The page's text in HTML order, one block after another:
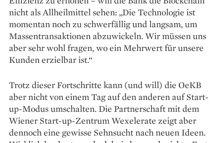
nicht als Allheilmittel sehen: „Die Technologie ist
momentan noch zu schwerfällig und langsam, um
Massentrans­aktionen abzuwickeln. Wir müssen uns
aber sehr wohl fragen, wo ein Mehrwert für unsere
Kunden erzielbar ist.“
Trotz dieser Fortschritte kann (und will) die OeKB
aber nicht von einem Tag auf den anderen auf Start-
up-Modus umschalten. Die Partnerschaft mit dem
Wiener Start-up-Zentrum Wexelerate zeigt aber
dennoch eine gewisse Sehnsucht nach neuen Ideen.